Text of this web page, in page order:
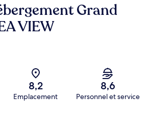
Grand
VIEW
8,2
Emplacement
8,6
Personnel et service